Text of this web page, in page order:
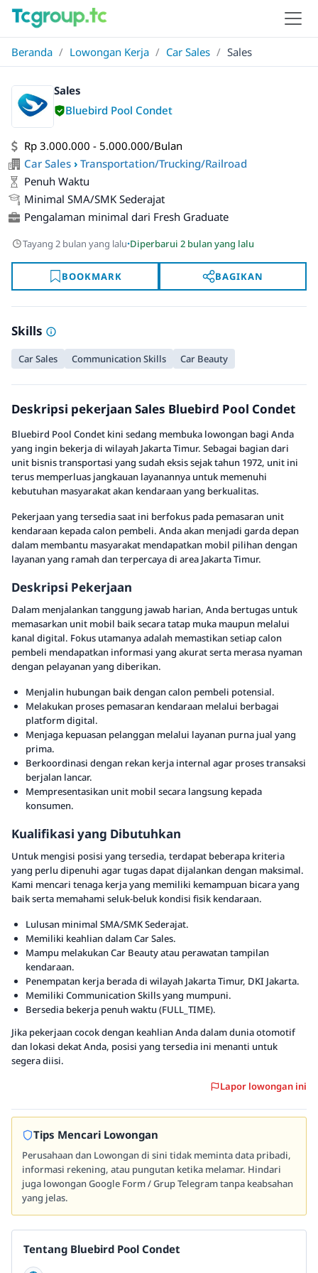
Beranda / Lowongan Kerja / Car Sales / Sales
Sales
Bluebird Pool Condet
Rp 3.000.000 - 5.000.000/Bulan
Car Sales › Transportation/Trucking/Railroad
Penuh Waktu
Minimal SMA/SMK Sederajat
Pengalaman minimal dari Fresh Graduate
Tayang 2 bulan yang lalu·Diperbarui 2 bulan yang lalu
BOOKMARK BAGIKAN
Skills
Car Sales Communication Skills Car Beauty
Deskripsi pekerjaan Sales Bluebird Pool Condet
Bluebird Pool Condet kini sedang membuka lowongan bagi Anda
yang ingin bekerja di wilayah Jakarta Timur. Sebagai bagian dari
unit bisnis transportasi yang sudah eksis sejak tahun 1972, unit ini
terus memperluas jangkauan layanannya untuk memenuhi
kebutuhan masyarakat akan kendaraan yang berkualitas.
Pekerjaan yang tersedia saat ini berfokus pada pemasaran unit
kendaraan kepada calon pembeli. Anda akan menjadi garda depan
dalam membantu masyarakat mendapatkan mobil pilihan dengan
layanan yang ramah dan terpercaya di area Jakarta Timur.
Deskripsi Pekerjaan
Dalam menjalankan tanggung jawab harian, Anda bertugas untuk
memasarkan unit mobil baik secara tatap muka maupun melalui
kanal digital. Fokus utamanya adalah memastikan setiap calon
pembeli mendapatkan informasi yang akurat serta merasa nyaman
dengan pelayanan yang diberikan.
Menjalin hubungan baik dengan calon pembeli potensial.
Melakukan proses pemasaran kendaraan melalui berbagai
platform digital.
Menjaga kepuasan pelanggan melalui layanan purna jual yang
prima.
Berkoordinasi dengan rekan kerja internal agar proses transaksi
berjalan lancar.
Mempresentasikan unit mobil secara langsung kepada
konsumen.
Kualifikasi yang Dibutuhkan
Untuk mengisi posisi yang tersedia, terdapat beberapa kriteria
yang perlu dipenuhi agar tugas dapat dijalankan dengan maksimal.
Kami mencari tenaga kerja yang memiliki kemampuan bicara yang
baik serta memahami seluk-beluk kondisi fisik kendaraan.
Lulusan minimal SMA/SMK Sederajat.
Memiliki keahlian dalam Car Sales.
Mampu melakukan Car Beauty atau perawatan tampilan
kendaraan.
Penempatan kerja berada di wilayah Jakarta Timur, DKI Jakarta.
Memiliki Communication Skills yang mumpuni.
Bersedia bekerja penuh waktu (FULL_TIME).
Jika pekerjaan cocok dengan keahlian Anda dalam dunia otomotif
dan lokasi dekat Anda, posisi yang tersedia ini menanti untuk
segera diisi.
Lapor lowongan ini
Tips Mencari Lowongan
Perusahaan dan Lowongan di sini tidak meminta data pribadi,
informasi rekening, atau pungutan ketika melamar. Hindari
juga lowongan Google Form / Grup Telegram tanpa keabsahan
yang jelas.
Tentang Bluebird Pool Condet